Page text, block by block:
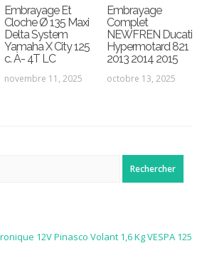
Embrayage Et
Cloche Ø 135 Maxi
Delta System
Yamaha X City 125
c. À- 4T LC
novembre 11, 2025
Embrayage
Complet
NEWFREN Ducati
Hypermotard 821
2013 2014 2015
octobre 13, 2025
12V Pinasco Volant 1,6 Kg VESPA 125